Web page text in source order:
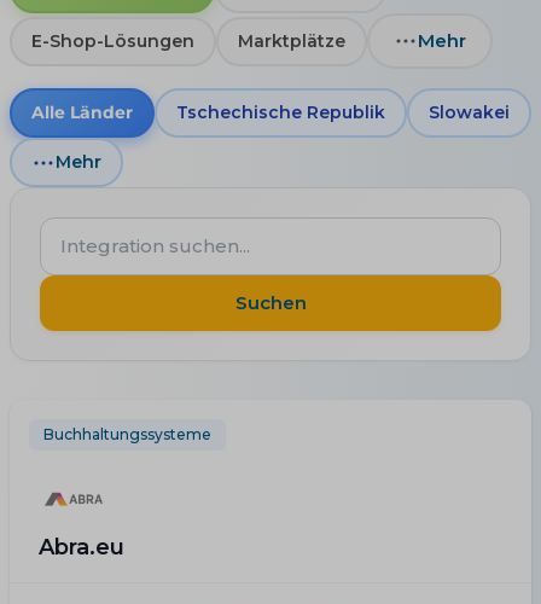
E-Shop-Lösungen Marktplätze Mehr
Alle Länder Tschechische Republik Slowakei
Mehr
Integration
suchen...
Suchen
Buchhaltungssysteme
Abra.eu